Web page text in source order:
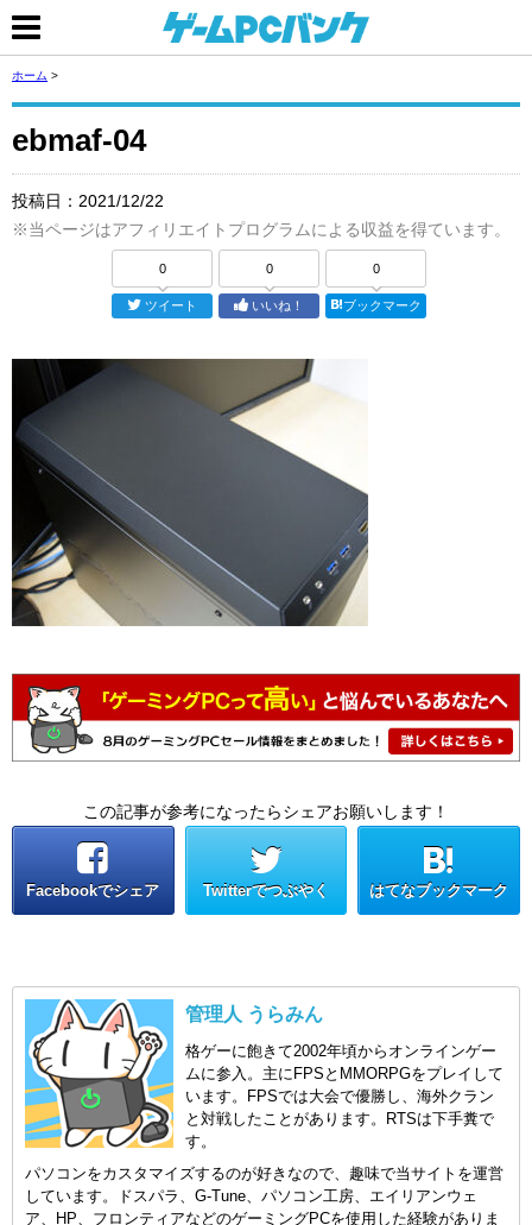
ホーム >
ebmaf-04
投稿日： 2021/12/22
※当ページはアフィリエイトプログラムによる収益を得ています。
0
ツイート
0
いいね！
0
ブックマーク
この記事が参考になったらシェアお願いします！
Facebookでシェア Twitterでつぶやく はてなブックマーク
管理人 うらみん
格ゲーに飽きて2002年頃からオンラインゲー
ムに参入。主にFPSとMMORPGをプレイして
います。FPSでは大会で優勝し、海外クラン
と対戦したことがあります。RTSは下手糞で
す。
パソコンをカスタマイズするのが好きなので、趣味で当サイトを運営
しています。ドスパラ、G-Tune、パソコン工房、エイリアンウェ
ア、HP、フロンティアなどのゲーミングPCを使用した経験がありま